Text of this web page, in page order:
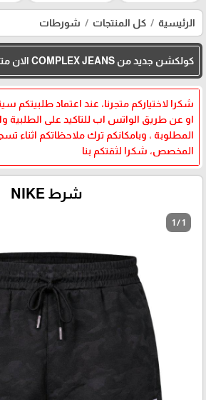
الرئيسية كل المنتجات شورطات
كولكشن جديد من COMPLEX JEANS الان متوفر في متجرنا
شكرا لاختياركم متجرنا، عند اعتماد طلبيتكم
او عن طريق الواتس اب للتاكيد على الطلبية
المطلوبة ، وبامكانكم ترك ملاحظاتكم اثناء
المخصص، شكرا لثقتكم بنا
شرط NIKE
1 / 1